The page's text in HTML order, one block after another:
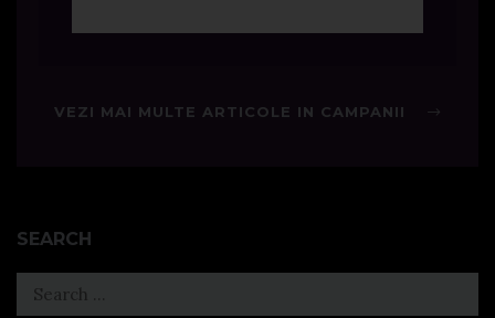
VEZI MAI MULTE ARTICOLE IN CAMPANII
SEARCH
Search
for: